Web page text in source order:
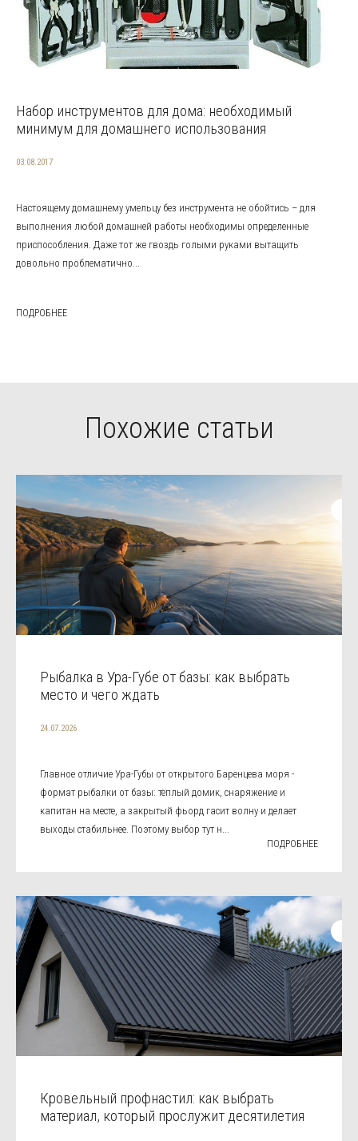
Набор инструментов для дома: необходимый
минимум для домашнего использования
03.08.2017
Настоящему домашнему умельцу без инструмента не обойтись – для
выполнения любой домашней работы необходимы определенные
приспособления. Даже тот же гвоздь голыми руками вытащить
довольно проблематично...
ПОДРОБНЕЕ
Похожие статьи
Рыбалка в Ура-Губе от базы: как выбрать
место и чего ждать
24.07.2026
Главное отличие Ура-Губы от открытого Баренцева моря -
формат рыбалки от базы: тёплый домик, снаряжение и
капитан на месте, а закрытый фьорд гасит волну и делает
выходы стабильнее. Поэтому выбор тут н...
ПОДРОБНЕЕ
Кровельный профнастил: как выбрать
материал, который прослужит десятилетия